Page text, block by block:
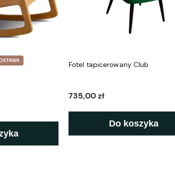
Fotel tapicerowany Club
735,00 zł
Do koszyka